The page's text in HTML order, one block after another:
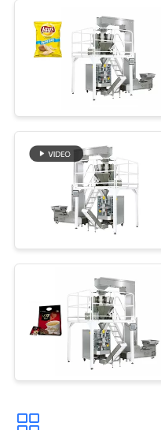
PRIVACY
POLICY